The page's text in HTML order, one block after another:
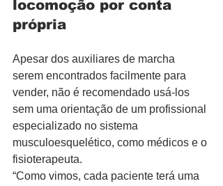
locomoção por conta
própria
Apesar dos auxiliares de marcha
serem encontrados facilmente para
vender, não é recomendado usá-los
sem uma orientação de um profissional
especializado no sistema
musculoesquelético, como médicos e o
fisioterapeuta.
“Como vimos, cada paciente terá uma